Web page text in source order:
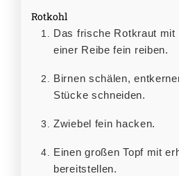
Rotkohl
Das frische Rotkraut mit einem Mixer oder
einer Reibe fein reiben.
Birnen schälen, entkernen und in kleine
Stücke schneiden.
Zwiebel fein hacken.
Einen großen Topf mit erhitzbarem Öl
bereitstellen.